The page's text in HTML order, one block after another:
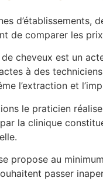
d’établissements,
de comparer les
cheveux est un
à des
l’extraction et
le praticien
la clinique
propose au
passer